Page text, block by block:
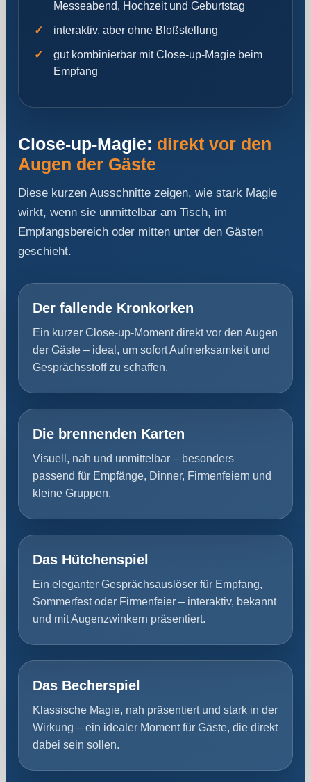
Messeabend, Hochzeit und Geburtstag
interaktiv, aber ohne Bloßstellung
gut kombinierbar mit Close-up-Magie beim
Empfang
Close-up-Magie: direkt vor den
Augen der Gäste
Diese kurzen Ausschnitte zeigen, wie stark Magie
wirkt, wenn sie unmittelbar am Tisch, im
Empfangsbereich oder mitten unter den Gästen
geschieht.
Der fallende Kronkorken
Ein kurzer Close-up-Moment direkt vor den Augen
der Gäste – ideal, um sofort Aufmerksamkeit und
Gesprächsstoff zu schaffen.
Die brennenden Karten
Visuell, nah und unmittelbar – besonders
passend für Empfänge, Dinner, Firmenfeiern und
kleine Gruppen.
Das Hütchenspiel
Ein eleganter Gesprächsauslöser für Empfang,
Sommerfest oder Firmenfeier – interaktiv, bekannt
und mit Augenzwinkern präsentiert.
Das Becherspiel
Klassische Magie, nah präsentiert und stark in der
Wirkung – ein idealer Moment für Gäste, die direkt
dabei sein sollen.